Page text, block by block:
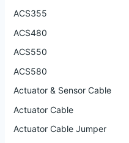
ACS355
ACS480
ACS550
ACS580
Actuator & Sensor Cable
Actuator Cable
Actuator Cable Jumper